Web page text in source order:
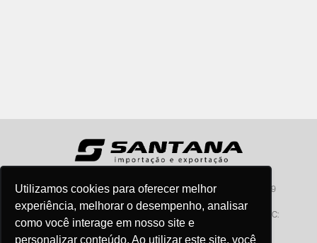
Utilizamos cookies para oferecer melhor
experiência, melhorar o desempenho, analisar
como você interage em nosso site e
personalizar conteúdo. Ao utilizar este site, você
Santana - Importação e Exportação - CNPJ:57.464.653/0001-49
Atendimento por telefone: dias úteis, das 08:15hs às 18:00hs
SAC:
sac@santanaimport.com.br